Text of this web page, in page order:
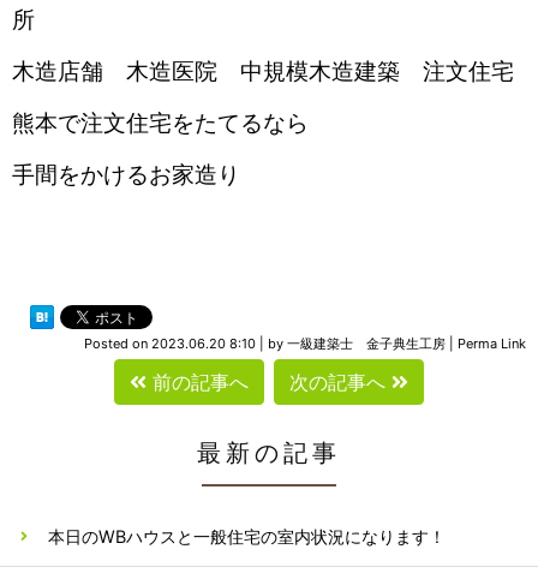
所
木造店舗 木造医院 中規模木造建築 注文住宅
熊本で注文住宅をたてるなら
手間をかけるお家造り
Posted on 2023.06.20 8:10 by 一級建築士 金子典生工房 Perma Link
前の記事へ 次の記事へ
最新の記事
本日のWBハウスと一般住宅の室内状況になります！